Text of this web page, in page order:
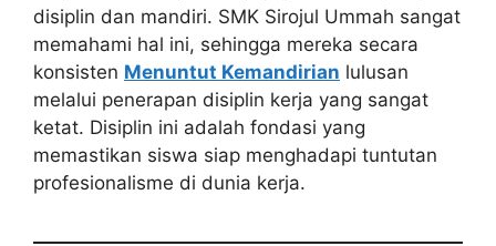
disiplin dan mandiri. SMK Sirojul Ummah sangat
memahami hal ini, sehingga mereka secara
konsisten Menuntut Kemandirian lulusan
melalui penerapan disiplin kerja yang sangat
ketat. Disiplin ini adalah fondasi yang
memastikan siswa siap menghadapi tuntutan
profesionalisme di dunia kerja.